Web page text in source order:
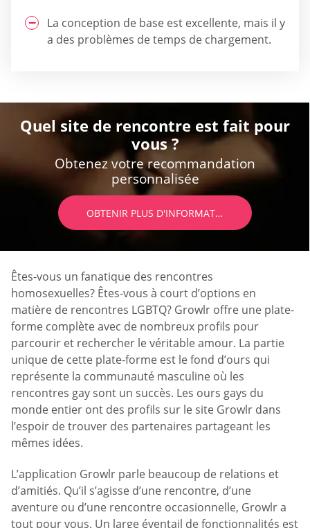
La conception de base est excellente, mais il y
a des problèmes de temps de chargement.
Quel site de rencontre est fait pour
vous ?
Obtenez votre recommandation
personnalisée
OBTENIR PLUS D'INFORMATIONS
Êtes-vous un fanatique des rencontres
homosexuelles? Êtes-vous à court d’options en
matière de rencontres LGBTQ? Growlr offre une plate-
forme complète avec de nombreux profils pour
parcourir et rechercher le véritable amour. La partie
unique de cette plate-forme est le fond d’ours qui
représente la communauté masculine où les
rencontres gay sont un succès. Les ours gays du
monde entier ont des profils sur le site Growlr dans
l’espoir de trouver des partenaires partageant les
mêmes idées.
L’application Growlr parle beaucoup de relations et
d’amitiés. Qu’il s’agisse d’une rencontre, d’une
aventure ou d’une rencontre occasionnelle, Growlr a
tout pour vous. Un large éventail de fonctionnalités est